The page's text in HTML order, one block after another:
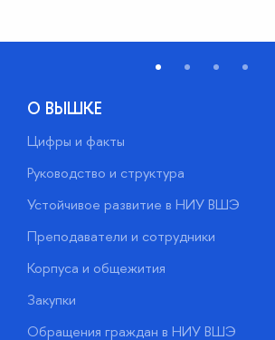
О ВЫШКЕ
Цифры и факты
Руководство и структура
Устойчивое развитие в НИУ ВШЭ
Преподаватели и сотрудники
Корпуса и общежития
Закупки
Обращения граждан в НИУ ВШЭ